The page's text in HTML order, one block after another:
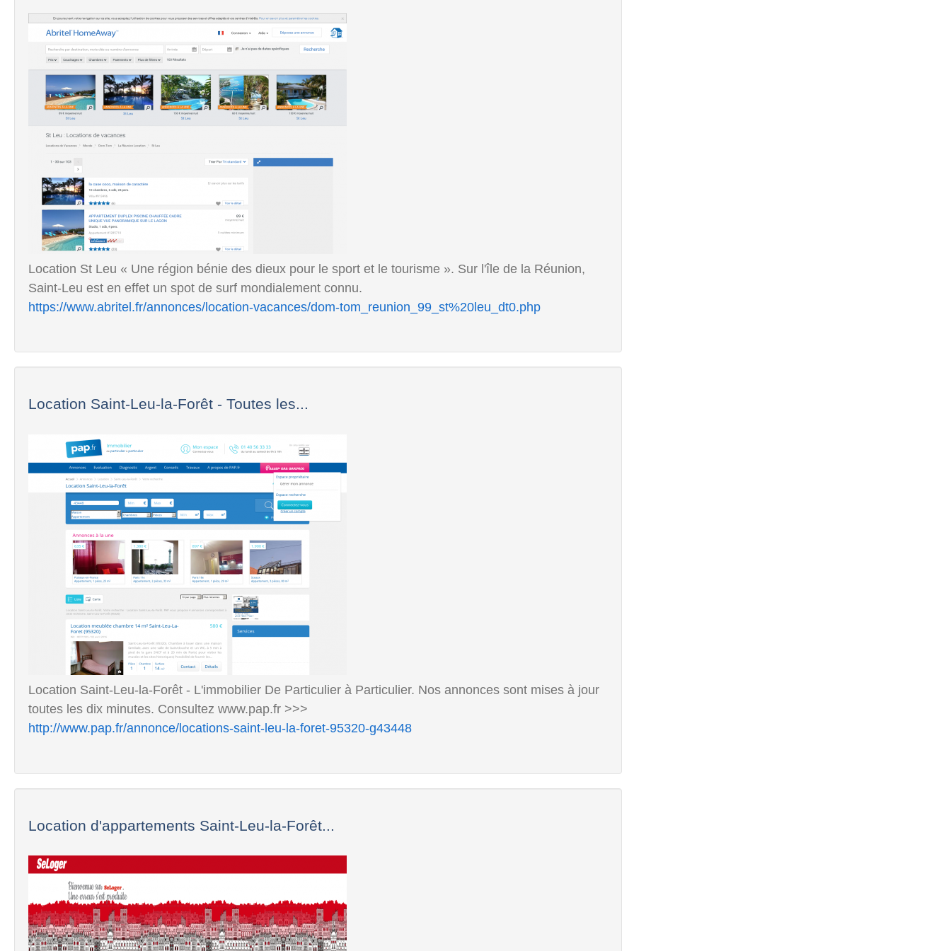
Location St Leu « Une région bénie des dieux pour le sport et le tourisme ». Sur l'île de la Réunion,
Saint-Leu est en effet un spot de surf mondialement connu.
https://www.abritel.fr/annonces/location-vacances/dom-tom_reunion_99_st%20leu_dt0.php
Location Saint-Leu-la-Forêt - Toutes les...
Location Saint-Leu-la-Forêt - L'immobilier De Particulier à Particulier. Nos annonces sont mises à jour
toutes les dix minutes. Consultez www.pap.fr >>>
http://www.pap.fr/annonce/locations-saint-leu-la-foret-95320-g43448
Location d'appartements Saint-Leu-la-Forêt...